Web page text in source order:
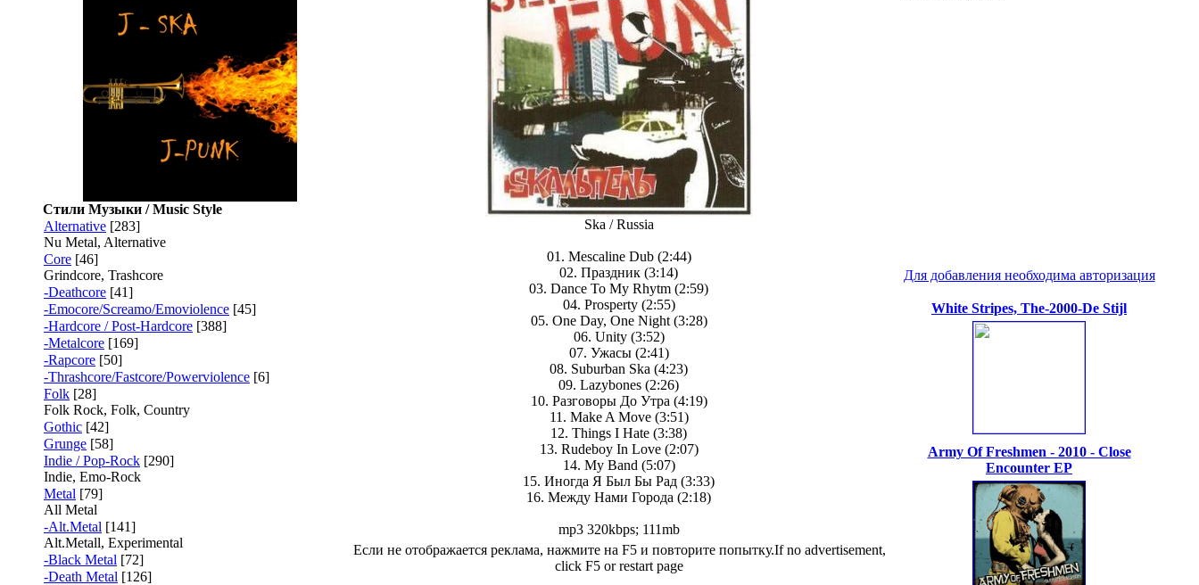
Стили Музыки / Music Style
Alternative [283]
Nu Metal, Alternative
Core [46]
Grindcore, Trashcore
-Deathcore [41]
-Emocore/Screamo/Emoviolence [45]
-Hardcore / Post-Hardcore [388]
-Metalcore [169]
-Rapcore [50]
-Thrashcore/Fastcore/Powerviolence [6]
Folk [28]
Folk Rock, Folk, Country
Gothic [42]
Grunge [58]
Indie / Pop-Rock [290]
Indie, Emo-Rock
Metal [79]
All Metal
-Alt.Metal [141]
Alt.Metall, Experimental
-Black Metal [72]
-Death Metal [126]
Ska / Russia
01. Mescaline Dub (2:44)
02. Праздник (3:14)
03. Dance To My Rhytm (2:59)
04. Prosperty (2:55)
05. One Day, One Night (3:28)
06. Unity (3:52)
07. Ужасы (2:41)
08. Suburban Ska (4:23)
09. Lazybones (2:26)
10. Разговоры До Утра (4:19)
11. Make A Move (3:51)
12. Things I Hate (3:38)
13. Rudeboy In Love (2:07)
14. My Band (5:07)
15. Иногда Я Был Бы Рад (3:33)
16. Между Нами Города (2:18)
mp3 320kbps; 111mb
Если не отображается реклама, нажмите на F5 и повторите попытку.If no advertisement,
click F5 or restart page
Для добавления необходима авторизация
White Stripes, The-2000-De Stijl
Army Of Freshmen - 2010 - Close
Encounter EP